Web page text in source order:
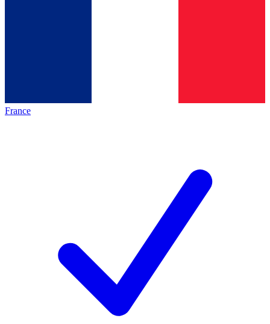
France